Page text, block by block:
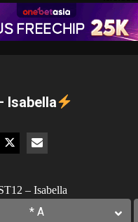
Isabella
– Isabella